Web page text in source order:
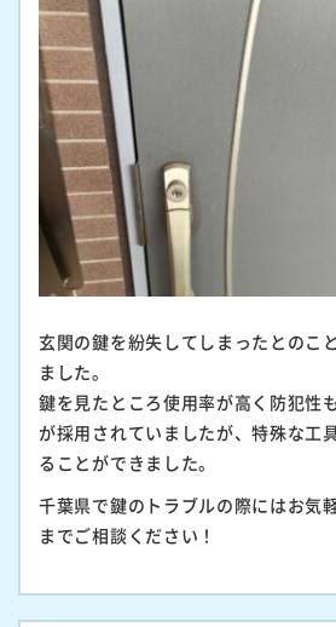
玄関の鍵を紛失してしまったとのこ
ました。
鍵を見たところ使用率が高く防犯性
が採用されていましたが、特殊な工
ることができました。
千葉県で鍵のトラブルの際にはお気
までご相談ください！